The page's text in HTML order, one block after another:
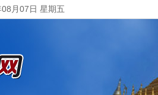
月07日 星期五